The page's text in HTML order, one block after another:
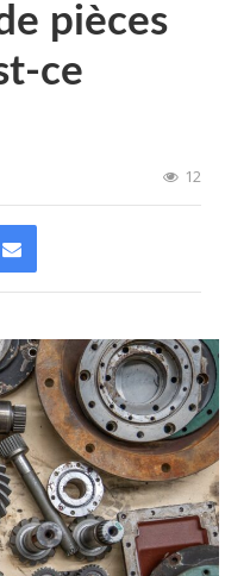
pièces
ce
12